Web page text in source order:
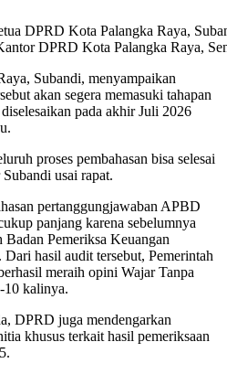
DPRD Kota Palangka Raya,
DPRD Kota Palangka Raya,
Subandi, menyampaikan
akan segera memasuki tahapan
pada akhir Juli 2026
proses pembahasan bisa selesai
usai rapat.
pertanggungjawaban APBD
panjang karena sebelumnya
Pemeriksa Keuangan
hasil audit tersebut, Pemerintah
meraih opini Wajar Tanpa
10 kalinya.
DPRD juga mendengarkan
khusus terkait hasil pemeriksaan